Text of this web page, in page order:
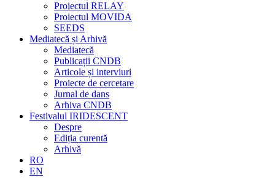
Proiectul RELAY
Proiectul MOVIDA
SEEDS
Mediatecă și Arhivă
Mediatecă
Publicații CNDB
Articole și interviuri
Proiecte de cercetare
Jurnal de dans
Arhiva CNDB
Festivalul IRIDESCENT
Despre
Ediția curentă
Arhivă
RO
EN